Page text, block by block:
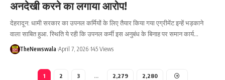
अनदेखी करने का लगाया आरोप!
देहरादून: धामी सरकार का उपनल कर्मियों के लिए तैयार किया गया एग्रीमेंट इन्हें भड़काने
वाला साबित हुआ. स्थिति ये रही कि उपनल कर्मी इस अनुबंध के बिनाह पर समान कार्य…
TheNewswala April 7, 2026 145 Views
1 2 3 … 2,279 2,280